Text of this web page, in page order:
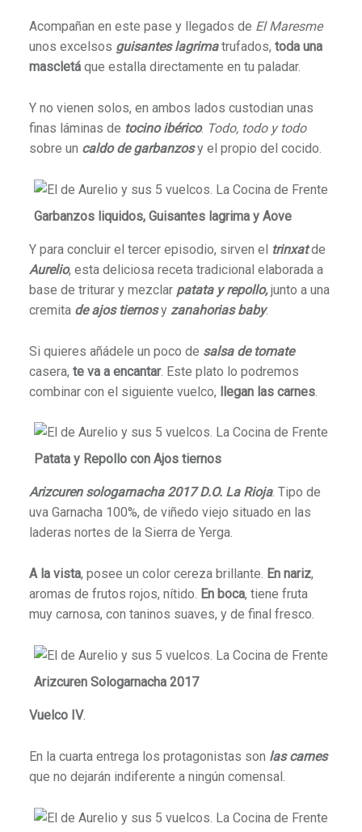
Acompañan en este pase y llegados de El Maresme
unos excelsos guisantes lagrimatrufados, toda una
mascletáque estalla directamente en tu paladar.
Y no vienen solos, en ambos lados custodian unas
finas láminas de tocino ibérico. Todo, todo y todo
sobre un caldo de garbanzosy el propio del cocido.
Garbanzos liquidos, Guisantes lagrima y Aove
Y para concluir el tercer episodio, sirven el trinxatde
Aurelio, esta deliciosa receta tradicional elaborada a
base de triturar y mezclar patata y repollo,junto a una
cremitade ajos tiernosy zanahorias baby.
Si quieres añádele un poco de salsa de tomate
casera, te va a encantar. Este plato lo podremos
combinar con el siguiente vuelco, llegan las carnes.
Patata y Repollo con Ajos tiernos
Arizcuren sologarnacha 2017 D.O. La Rioja. Tipo de
uva Garnacha 100%, de viñedo viejo situado en las
laderas nortes de la Sierra de Yerga.
A la vista, posee un color cereza brillante. En nariz,
aromas de frutos rojos, nítido. En boca, tiene fruta
muy carnosa, con taninos suaves, y de final fresco.
Arizcuren Sologarnacha 2017
Vuelco IV.
En la cuarta entrega los protagonistas son las carnes
que no dejarán indiferente a ningún comensal.